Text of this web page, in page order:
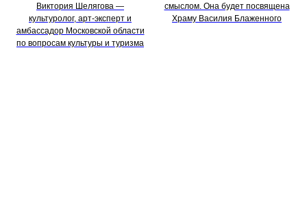
Виктория Шелягова —
культуролог, арт-эксперт и
амбассадор Московской области
по вопросам культуры и туризма
смыслом. Она будет посвящена
Храму Василия Блаженного